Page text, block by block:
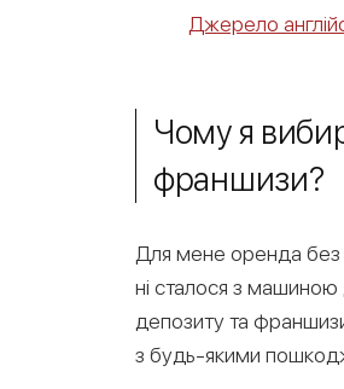
Джерело
Чому я
франшизи?
Для мене оренда без
ні сталося з
депозиту та
з будь-якими